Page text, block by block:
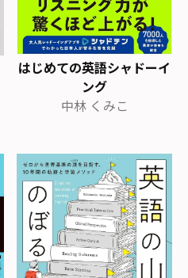
はじめての英語シャドーイ
ング
中林 くみこ